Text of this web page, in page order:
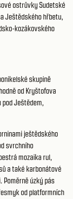
ostrůvky Sudetské
Ještědského hřbetu,
kozákovského
skupině
od Kryštofova
pod Ještědem,
ještědského
svrchního
mozaika rul,
a také karbonátové
úzký pás
od platformních